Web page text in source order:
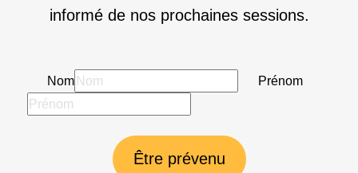
informé de nos prochaines sessions.
Nom Prénom
Être prévenu